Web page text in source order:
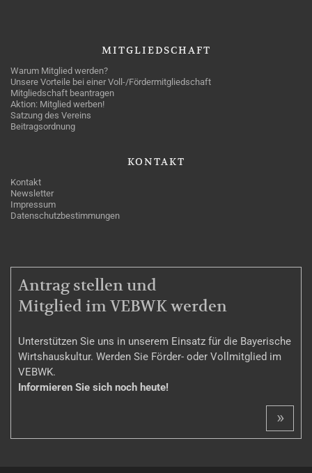
MITGLIEDSCHAFT
Warum Mitglied werden?
Unsere Vorteile bei einer Voll-/Fördermitgliedschaft
Mitgliedschaft beantragen
Aktion: Mitglied werben!
Satzung des Vereins
Beitragsordnung
KONTAKT
Kontakt
Newsletter
Impressum
Datenschutzbestimmungen
MITGLIEDSCHAFT
Antrag stellen und
Mitglied im VEBWK werden
Unterstützen Sie uns in unserem Einsatz für die Bayerische
Wirtshauskultur. Werden Sie Förder- oder Vollmitglied im
VEBWK.
Informieren Sie sich noch heute!
»